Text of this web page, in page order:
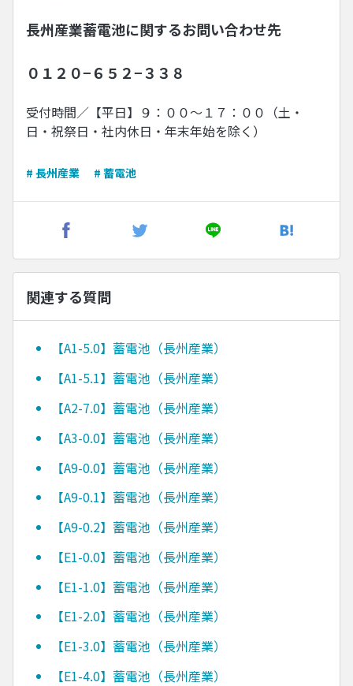
長州産業蓄電池に関するお問い合わせ先
０１２０−６５２−３３８
受付時間／【平日】９：００〜１７：００（土・
日・祝祭日・社内休日・年末年始を除く）
# 長州産業 # 蓄電池
関連する質問
【A1-5.0】蓄電池（長州産業）
【A1-5.1】蓄電池（長州産業）
【A2-7.0】蓄電池（長州産業）
【A3-0.0】蓄電池（長州産業）
【A9-0.0】蓄電池（長州産業）
【A9-0.1】蓄電池（長州産業）
【A9-0.2】蓄電池（長州産業）
【E1-0.0】蓄電池（長州産業）
【E1-1.0】蓄電池（長州産業）
【E1-2.0】蓄電池（長州産業）
【E1-3.0】蓄電池（長州産業）
【E1-4.0】蓄電池（長州産業）